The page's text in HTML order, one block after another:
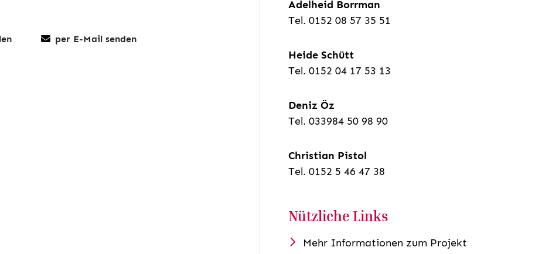
per E-Mail senden
Adelheid Borrman
Tel. 0152 08 57 35 51
Heide Schütt
Tel. 0152 04 17 53 13
Deniz Öz
Tel. 033984 50 98 90
Christian Pistol
Tel. 0152 5 46 47 38
Nützliche Links
Mehr Informationen zum Projekt